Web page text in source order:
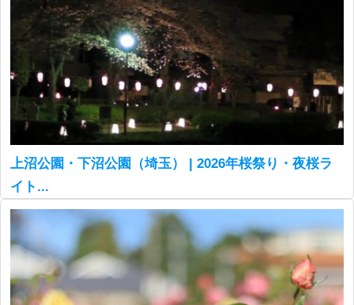
上沼公園・下沼公園（埼玉） | 2026年桜祭り・夜桜ラ
イト...